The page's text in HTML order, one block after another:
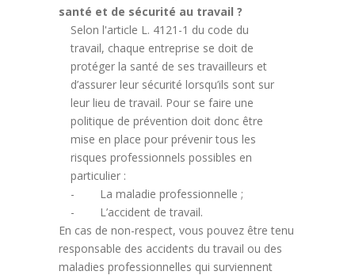
santé et de sécurité au travail ?
Selon l'article L. 4121-1 du code du
travail, chaque entreprise se doit de
protéger la santé de ses travailleurs et
d’assurer leur sécurité lorsqu’ils sont sur
leur lieu de travail. Pour se faire une
politique de prévention doit donc être
mise en place pour prévenir tous les
risques professionnels possibles en
particulier :
- La maladie professionnelle ;
- L’accident de travail.
En cas de non-respect, vous pouvez être tenu
responsable des accidents du travail ou des
maladies professionnelles qui surviennent